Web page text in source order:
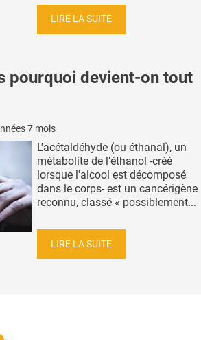
LIRE LA SUITE
pourquoi devient-on tout
7 mois
L'acétaldéhyde (ou éthanal), un
métabolite de l’éthanol -créé
lorsque l'alcool est décomposé
dans le corps- est un cancérigène
reconnu, classé « possiblement...
LIRE LA SUITE